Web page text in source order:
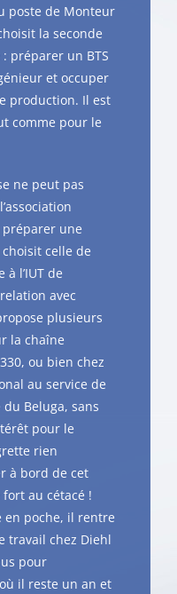
poste de Monteur
la seconde
préparer un BTS
et occuper
production. Il est
comme pour le
ne peut pas
une
celle de
l’IUT de
avec
plusieurs
la chaîne
ou bien chez
au service de
Beluga, sans
pour le
rien
à bord de cet
au cétacé !
en poche, il rentre
travail chez Diehl
pour
il reste un an et